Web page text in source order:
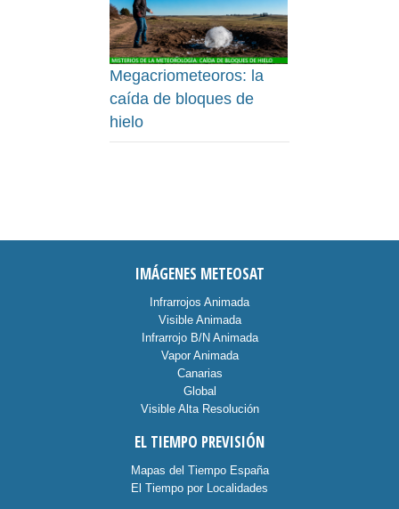
Megacriometeoros: la
caída de bloques de
hielo
IMÁGENES METEOSAT
Infrarrojos Animada
Visible Animada
Infrarrojo B/N Animada
Vapor Animada
Canarias
Global
Visible Alta Resolución
EL TIEMPO PREVISIÓN
Mapas del Tiempo España
El Tiempo por Localidades